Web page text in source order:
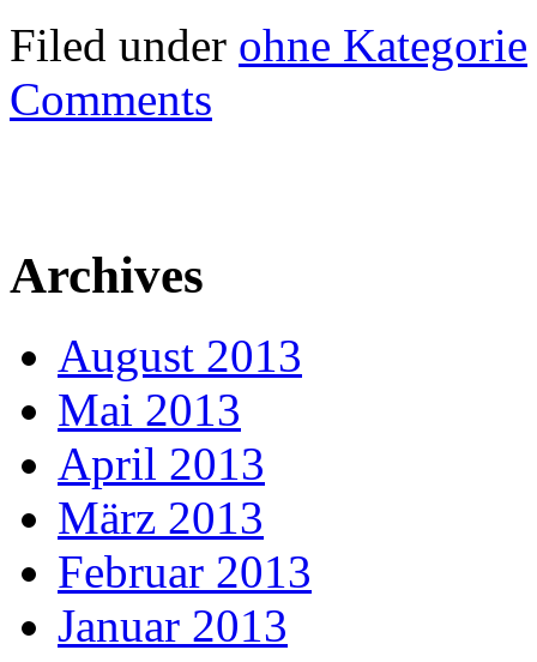
Filed under ohne Kategorie
Comments
Archives
August 2013
Mai 2013
April 2013
März 2013
Februar 2013
Januar 2013